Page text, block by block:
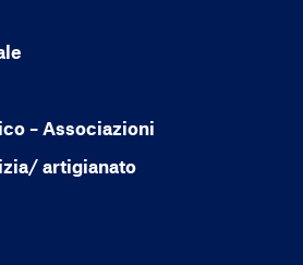
– Associazioni
artigianato